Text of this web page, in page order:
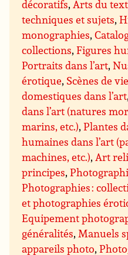
décoratifs,Arts du
techniques et sujets,
monographies,
collections,Figures
Portraits dans l’art,
érotique, Scènes de
domestiques dans l’art
dans l’art (natures
marins, etc.),Plantes
humaines dans l’art
machines, etc.),Art
principes,
Photographies :
et photographies
Equipement
généralités,Manuels
appareils photo,